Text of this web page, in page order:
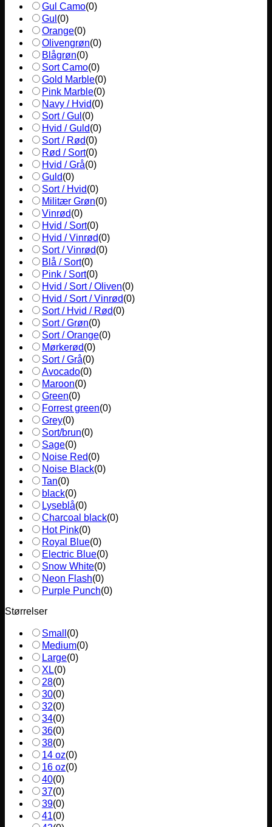
Gul Camo(0)
Gul (0)
Orange(0)
Olivengrøn(0)
Blågrøn(0)
Sort Camo(0)
Gold Marble(0)
Pink Marble(0)
Navy / Hvid(0)
Sort / Gul (0)
Hvid / Guld(0)
Sort / Rød(0)
Rød / Sort(0)
Hvid / Grå(0)
Guld(0)
Sort / Hvid(0)
Militær Grøn(0)
Vinrød(0)
Hvid / Sort(0)
Hvid / Vinrød(0)
Sort / Vinrød(0)
Blå / Sort(0)
Pink / Sort(0)
Hvid / Sort / Oliven(0)
Hvid / Sort / Vinrød(0)
Sort / Hvid / Rød(0)
Sort / Grøn(0)
Sort / Orange(0)
Mørkerød(0)
Sort / Grå(0)
Avocado(0)
Maroon(0)
Green(0)
Forrest green(0)
Grey(0)
Sort/brun(0)
Sage(0)
Noise Red(0)
Noise Black(0)
Tan(0)
black(0)
Lyseblå(0)
Charcoal black(0)
Hot Pink(0)
Royal Blue(0)
Electric Blue(0)
Snow White(0)
Neon Flash(0)
Purple Punch(0)
Størrelser
Small (0)
Medium(0)
Large(0)
XL(0)
28(0)
30(0)
32(0)
34(0)
36(0)
38(0)
14 oz(0)
16 oz(0)
40(0)
37(0)
39(0)
41(0)